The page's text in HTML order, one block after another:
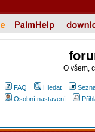
O všem,
FAQ Hledat
Osobní nastavení